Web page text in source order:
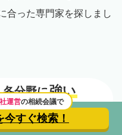
合った専門家を探しまし
各分野に強い
載中！
から無料相談
運営の相続会議で
今すぐ検索！